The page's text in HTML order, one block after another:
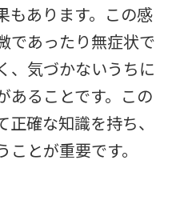
もあります。この感
であったり無症状で
、気づかないうちに
あることです。この
確な知識を持ち、
とが重要です。